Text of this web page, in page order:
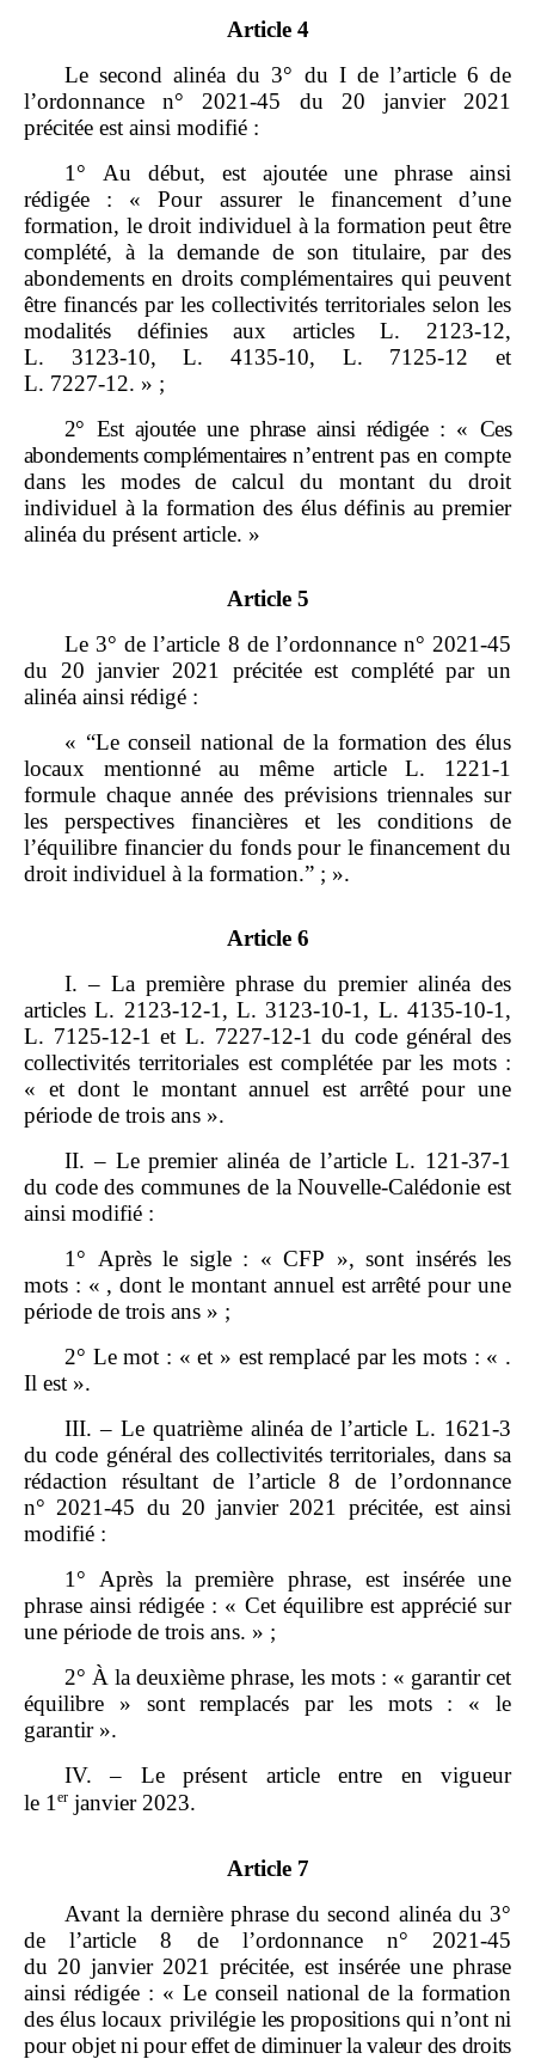
Article 4
Le second alinéa du 3° du I de l’article 6 de
l’ordonnance n° 2021‑45 du 20 janvier 2021
précitée est ainsi modifié :
1° Au début, est ajoutée une phrase ainsi
rédigée : « Pour assurer le financement d’une
formation, le droit individuel à la formation peut être
complété, à la demande de son titulaire, par des
abondements en droits complémentaires qui peuvent
être financés par les collectivités territoriales selon les
modalités définies aux articles L. 2123‑12,
L. 3123‑10, L. 4135‑10, L. 7125‑12 et
L. 7227‑12. » ;
2° Est ajoutée une phrase ainsi rédigée : « Ces
abondements complémentairesn’entrent pas en compte
dans les modes de calcul du montant du droit
individuel à la formation des élus définis au premier
alinéa du présent article. »
Article 5
Le 3° de l’article 8 de l’ordonnance n° 2021‑45
du 20 janvier 2021 précitée est complété par un
alinéa ainsi rédigé :
« “Le conseil national de la formation des élus
locaux mentionné au même article L. 1221‑1
formule chaque année des prévisions triennales sur
les perspectives financières et les conditions de
l’équilibre financier du fonds pour le financement du
droit individuel à la formation.” ; ».
Article 6
I. – La première phrase du premier alinéa des
articles L. 2123‑12‑1, L. 3123‑10‑1, L. 4135‑10‑1,
L. 7125‑12‑1 et L. 7227‑12‑1 du code général des
collectivités territoriales est complétée par les mots :
« et dont le montant annuel est arrêté pour une
période de trois ans ».
II. – Le premier alinéa de l’article L. 121‑37‑1
du code des communes de la Nouvelle‑Calédonie est
ainsi modifié :
1° Après le sigle : « CFP », sont insérés les
mots : « , dont le montant annuel est arrêté pour une
période de trois ans » ;
2° Le mot : « et » est remplacé par les mots : « .
Il est ».
III. – Le quatrième alinéa de l’article L. 1621‑3
du code général des collectivités territoriales, dans sa
rédaction résultant de l’article 8 de l’ordonnance
n° 2021‑45 du 20 janvier 2021 précitée, est ainsi
modifié :
1° Après la première phrase, est insérée une
phrase ainsi rédigée : « Cet équilibre est apprécié sur
une période de trois ans. » ;
2° À la deuxième phrase, les mots : « garantir cet
équilibre » sont remplacés par les mots : « le
garantir ».
IV. – Le présent article entre en vigueur
le 1er janvier 2023.
Article 7
Avant la dernière phrase du second alinéa du 3°
de l’article 8 de l’ordonnance n° 2021‑45
du 20 janvier 2021 précitée, est insérée une phrase
ainsi rédigée : « Le conseil national de la formation
des élus locaux privilégie les propositions qui n’ont ni
pour objet ni pour effet de diminuer la valeur des droits